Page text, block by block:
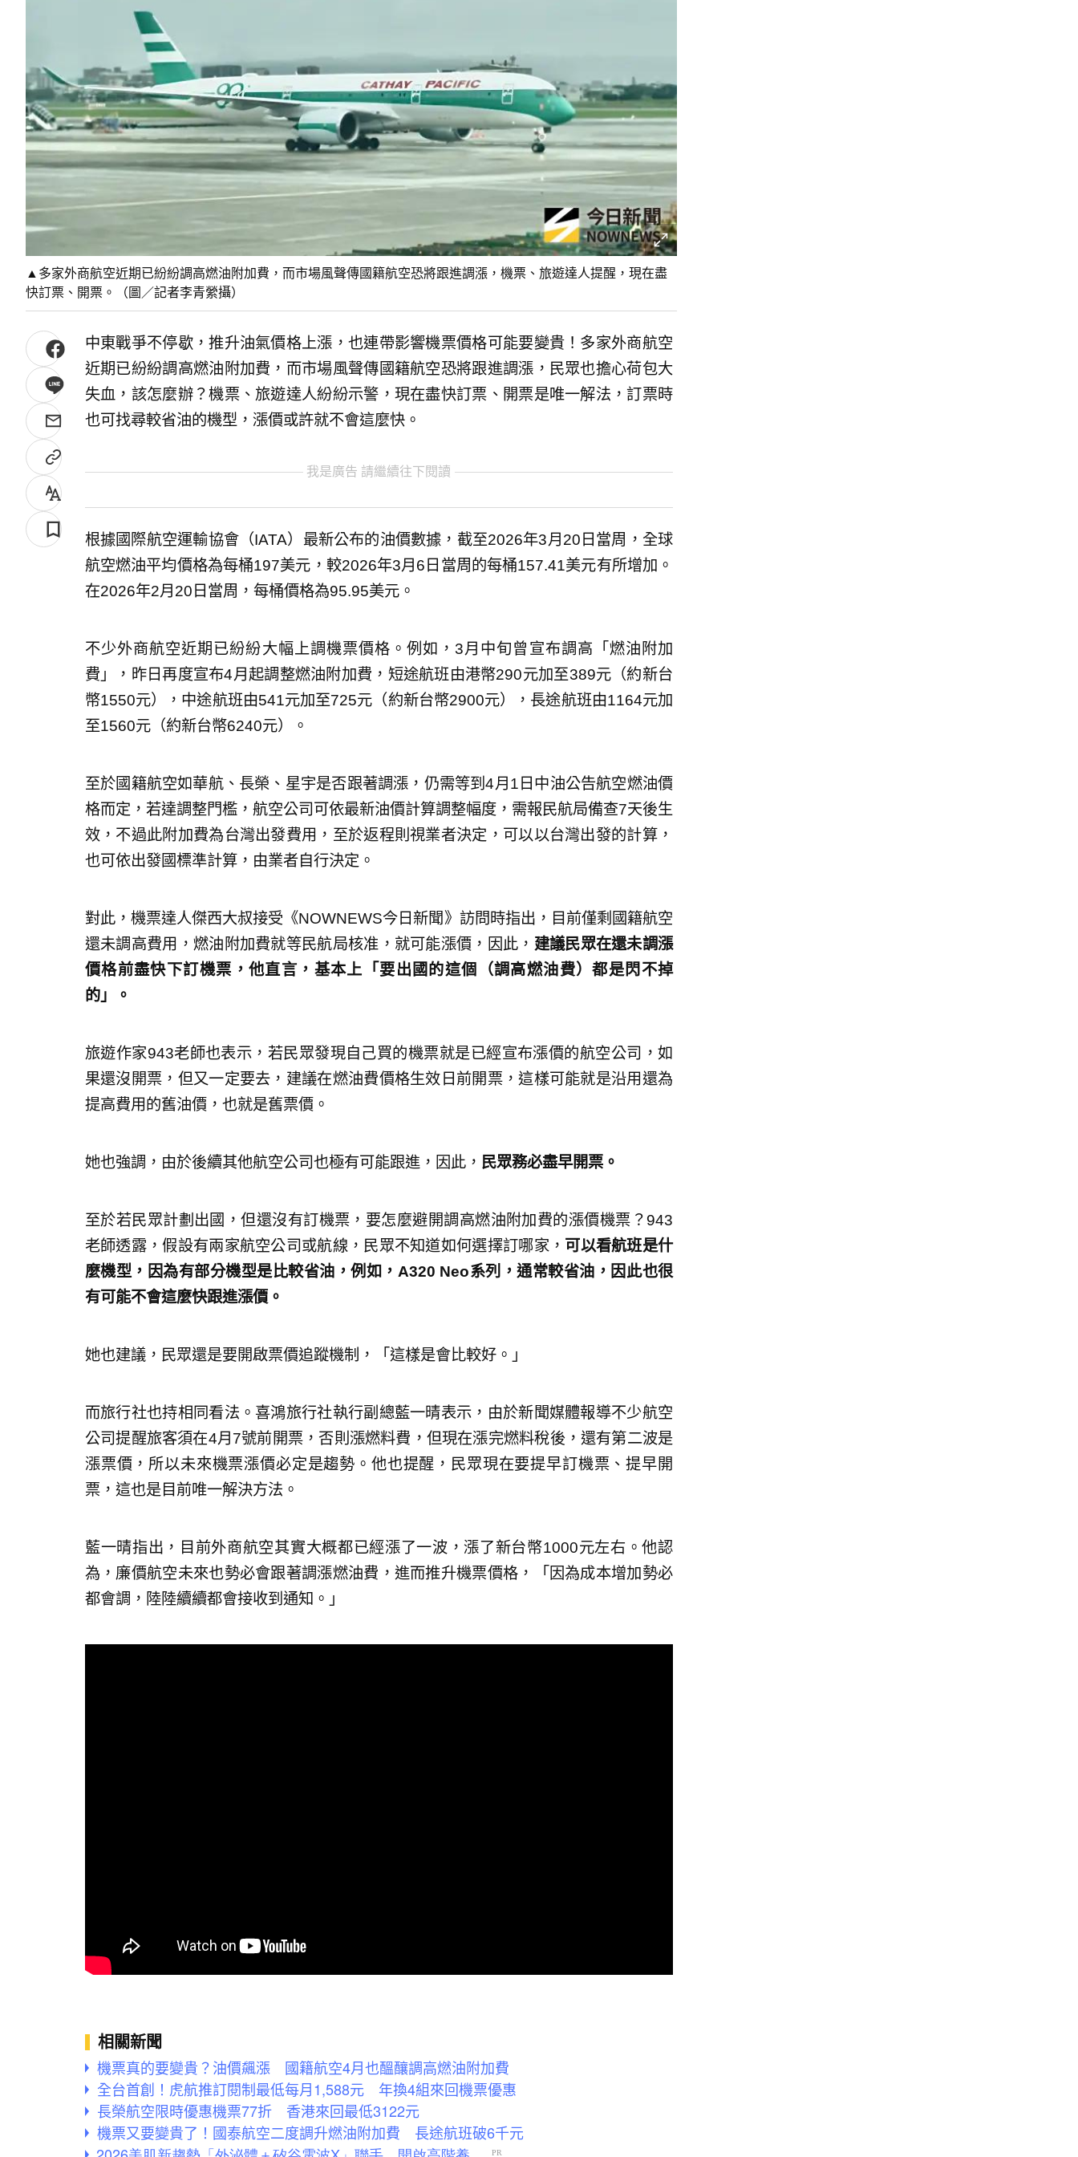
▲多家外商航空近期已紛紛調高燃油附加費，而市場風聲傳國籍航空恐將跟進調漲，機票、旅遊達人提醒，現在盡
快訂票、開票。（圖／記者李青縈攝）
中東戰爭不停歇，推升油氣價格上漲，也連帶影響機票價格可能要變貴！多家外商航空
近期已紛紛調高燃油附加費，而市場風聲傳國籍航空恐將跟進調漲，民眾也擔心荷包大
失血，該怎麼辦？機票、旅遊達人紛紛示警，現在盡快訂票、開票是唯一解法，訂票時
也可找尋較省油的機型，漲價或許就不會這麼快。
我是廣告 請繼續往下閱讀
根據國際航空運輸協會（IATA）最新公布的油價數據，截至2026年3月20日當周，全球
航空燃油平均價格為每桶197美元，較2026年3月6日當周的每桶157.41美元有所增加。
在2026年2月20日當周，每桶價格為95.95美元。
不少外商航空近期已紛紛大幅上調機票價格。例如，3月中旬曾宣布調高「燃油附加
費」，昨日再度宣布4月起調整燃油附加費，短途航班由港幣290元加至389元（約新台
幣1550元），中途航班由541元加至725元（約新台幣2900元），長途航班由1164元加
至1560元（約新台幣6240元）。
至於國籍航空如華航、長榮、星宇是否跟著調漲，仍需等到4月1日中油公告航空燃油價
格而定，若達調整門檻，航空公司可依最新油價計算調整幅度，需報民航局備查7天後生
效，不過此附加費為台灣出發費用，至於返程則視業者決定，可以以台灣出發的計算，
也可依出發國標準計算，由業者自行決定。
對此，機票達人傑西大叔接受《NOWNEWS今日新聞》訪問時指出，目前僅剩國籍航空
還未調高費用，燃油附加費就等民航局核准，就可能漲價，因此， 建議民眾在還未調漲
價格前盡快下訂機票，他直言，基本上「要出國的這個（調高燃油費）都是閃不掉
的」。
旅遊作家943老師也表示，若民眾發現自己買的機票就是已經宣布漲價的航空公司，如
果還沒開票，但又一定要去，建議在燃油費價格生效日前開票，這樣可能就是沿用還為
提高費用的舊油價，也就是舊票價。
她也強調，由於後續其他航空公司也極有可能跟進，因此， 民眾務必盡早開票。
至於若民眾計劃出國，但還沒有訂機票，要怎麼避開調高燃油附加費的漲價機票？943
老師透露，假設有兩家航空公司或航線，民眾不知道如何選擇訂哪家， 可以看航班是什
麼機型，因為有部分機型是比較省油，例如， A320 Neo系列，通常較省油，因此也很
有可能不會這麼快跟進漲價。
她也建議，民眾還是要開啟票價追蹤機制，「這樣是會比較好。」
而旅行社也持相同看法。喜鴻旅行社執行副總藍一晴表示，由於新聞媒體報導不少航空
公司提醒旅客須在4月7號前開票，否則漲燃料費，但現在漲完燃料稅後，還有第二波是
漲票價，所以未來機票漲價必定是趨勢。他也提醒，民眾現在要提早訂機票、提早開
票，這也是目前唯一解決方法。
藍一晴指出，目前外商航空其實大概都已經漲了一波，漲了新台幣1000元左右。他認
為，廉價航空未來也勢必會跟著調漲燃油費，進而推升機票價格，「因為成本增加勢必
都會調，陸陸續續都會接收到通知。」
相關新聞
機票真的要變貴？油價飆漲 國籍航空4月也醞釀調高燃油附加費
全台首創！虎航推訂閱制最低每月1,588元 年換4組來回機票優惠
長榮航空限時優惠機票77折 香港來回最低3122元
機票又要變貴了！國泰航空二度調升燃油附加費 長途航班破6千元